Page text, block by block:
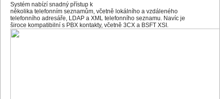
Systém nabízí snadný přístup k
několika telefonním seznamům, včetně lokálního a vzdáleného
telefonního adresáře, LDAP a XML telefonního seznamu. Navíc je
široce kompatibilní s PBX kontakty, včetně 3CX a BSFT XSI.